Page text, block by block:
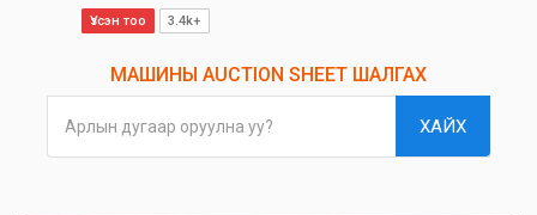
Үзсэн тоо 3.4k+
МАШИНЫ AUCTION SHEET ШАЛГАХ
Арлын дугаар оруулна уу? ХАЙХ